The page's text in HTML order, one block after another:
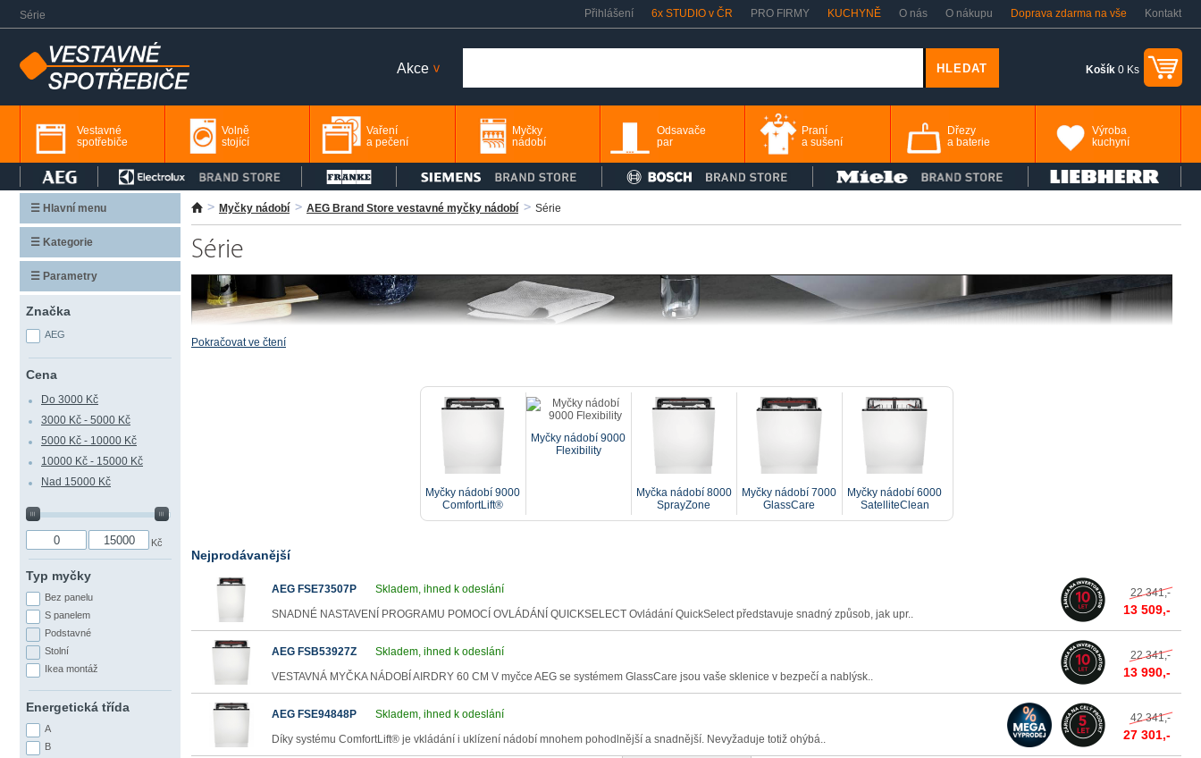
Série Přihlášení 6x STUDIO v ČR PRO FIRMY KUCHYNĚ O nás O nákupu Doprava zdarma na vše Kontakt
Košík0 Ks
Akce>
Vestavné
spotřebiče
Volně
stojící
Vaření
a pečení
Myčky
nádobí
Odsavače
par
Praní
a sušení
Dřezy
a baterie
Výroba
kuchyní
Myčky nádobí AEG Brand Store vestavné myčky nádobí Série
Série
Pokračovat ve čtení
Myčky nádobí 9000
ComfortLift®
Myčky nádobí 9000
Flexibility
Myčka nádobí 8000
SprayZone
Myčky nádobí 7000
GlassCare
Myčky nádobí 6000
SatelliteClean
Nejprodávanější
AEG FSE73507P Skladem, ihned k odeslání 22 341,-
13 509,-
SNADNÉ NASTAVENÍ PROGRAMU POMOCÍ OVLÁDÁNÍ QUICKSELECT Ovládání QuickSelect představuje snadný způsob, jak upr..
AEG FSB53927Z Skladem, ihned k odeslání 22 341,-
13 990,-
VESTAVNÁ MYČKA NÁDOBÍ AIRDRY 60 CM V myčce AEG se systémem GlassCare jsou vaše sklenice v bezpečí a nablýsk..
AEG FSE94848P Skladem, ihned k odeslání 42 341,-
27 301,-
Díky systému ComfortLift® je vkládání i uklízení nádobí mnohem pohodlnější a snadnější. Nevyžaduje totiž ohýbá..
☰ Hlavní menu
☰ Kategorie
☰ Parametry
Značka
AEG
Cena
Do 3000 Kč
3000 Kč - 5000 Kč
5000 Kč - 10000 Kč
10000 Kč - 15000 Kč
Nad 15000 Kč
Kč
Typ myčky
Bez panelu
S panelem
Podstavné
Stolní
Ikea montáž
Energetická třída
A
B